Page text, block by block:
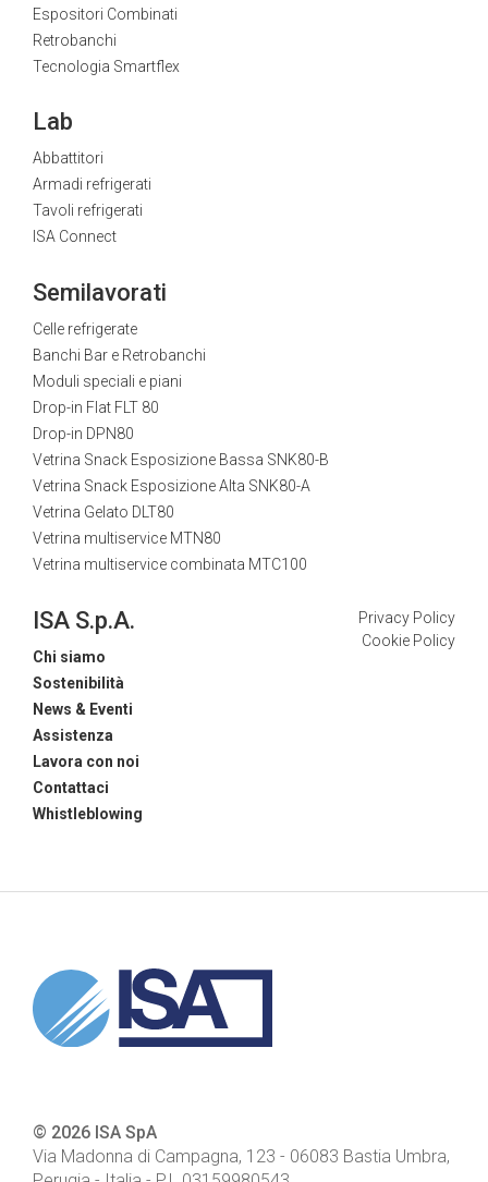
Espositori Combinati
Retrobanchi
Tecnologia Smartflex
Lab
Abbattitori
Armadi refrigerati
Tavoli refrigerati
ISA Connect
Semilavorati
Celle refrigerate
Banchi Bar e Retrobanchi
Moduli speciali e piani
Drop-in Flat FLT 80
Drop-in DPN80
Vetrina Snack Esposizione Bassa SNK80-B
Vetrina Snack Esposizione Alta SNK80-A
Vetrina Gelato DLT80
Vetrina multiservice MTN80
Vetrina multiservice combinata MTC100
ISA S.p.A.
Chi siamo
Sostenibilità
News & Eventi
Assistenza
Lavora con noi
Contattaci
Whistleblowing
Privacy Policy
Cookie Policy
© 2026 ISA SpA
Via Madonna di Campagna, 123 - 06083 Bastia Umbra,